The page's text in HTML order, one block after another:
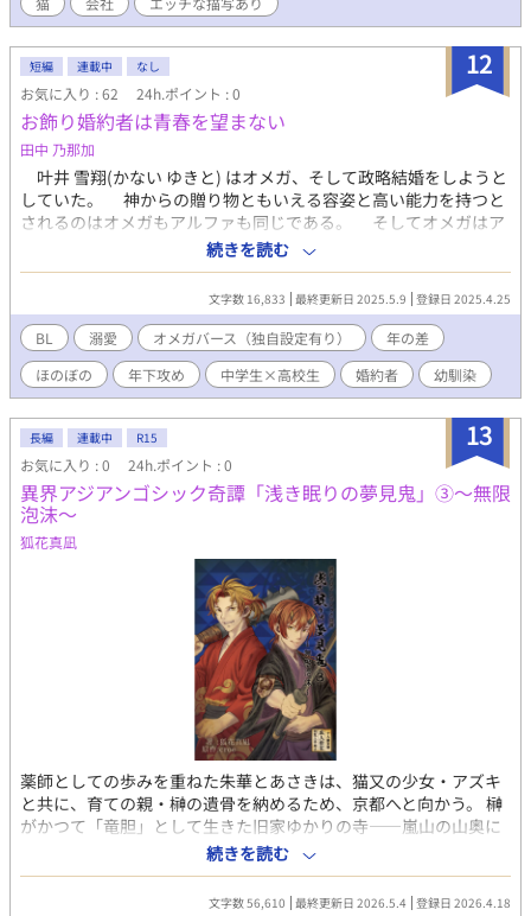
る真琴に小さな恋心を抱いていたが伝えられないまま違う大学へ
進学して一度だけ酔っぱらい、真琴のアパートで一夜を共にす
る。その後大学卒業し真白の父が経営する会社に新人で入社し同
じ部署へ配属になり真琴と再び再会抑えられず溢れだす思いの丈
を伝える真白･･････猫と犬、相容れぬ二人のラブストーリー。
12
短編 連載中 なし
お気に入り : 62 24h.ポイント : 0
お飾り婚約者は青春を望まない
田中 乃那加
叶井 雪翔(かない ゆきと) はオメガ、そして政略結婚をしようと
していた。 神からの贈り物ともいえる容姿と高い能力を持つと
されるのはオメガもアルファも同じである。 そしてオメガはア
ルファと、アルファはオメガとでなければ子は成せない。 さら
にオメガは希少性が高い。故にオメガには縁談が恐ろしいほど舞
い込むのだ。 しかし雪翔は不完全なオメガであった。 発情期
がなく、不妊体質であろうと医者には診断された。 おまけに優
れた容姿以外には特に優れた能力はなし、むしろ運動神経も悪く
不器用で学校の成績も優秀とは程遠い状態。 さらには身体にあ
る大きな火傷の痕。 なのでオメガであることは幼なじみ以外に
は隠し、家族にも冷遇されていた。 そんな彼に舞い込んだ縁談
は、成金家庭であった叶井家には分不相応な旧家で大富豪の長
男、両宮 遼太郎 (もろみや りょうたろう)とのもの。 不思議に思
うものの選ぶ権利などないと運命を受け入れていた彼の前に現れ
たのはなんと自分より五つも歳下の中学生である婚約者で――。
オメガバース×年下攻め×婚約者という性癖のごった煮
続きを読む
文字数 16,833 最終更新日 2025.5.9 登録日 2025.4.25
BL 溺愛 オメガバース（独自設定有り）
年の差
ほのぼの
年下攻め 中学生×高校生 婚約者 幼馴染
13
長編 連載中 R15
お気に入り : 0 24h.ポイント : 0
異界アジアンゴシック奇譚「浅き眠りの夢見鬼」③～無限
泡沫～
狐花真凪
薬師としての歩みを重ねた朱華とあさきは、猫又の少女・アズキ
と共に、育ての親・榊の遺骨を納めるため、京都へと向かう。 榊
がかつて「竜胆」として生きた旧家ゆかりの寺――嵐山の山奥に
ひっそりと佇む隠れ寺で、静かに儀式を終えた彼らは、榊の故郷
である旧家を訪れる。 だが旧家に足を踏み入れた三人は、烙条家
の者による罠にかかり、敵との激しい戦闘のさなか、アズキの咄
続きを読む
文字数 56,610 最終更新日 2026.5.4 登録日 2026.4.18